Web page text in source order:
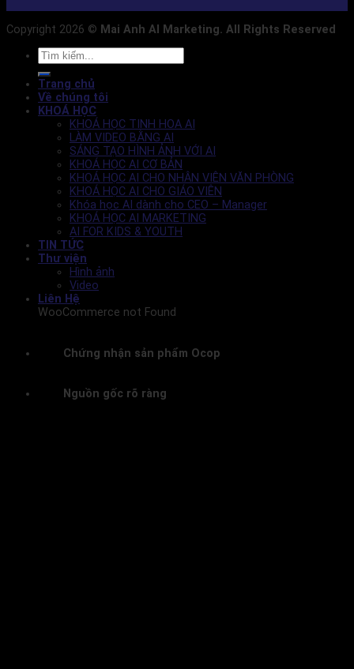
Copyright 2026 © Mai Anh AI Marketing. All Rights Reserved
Trang chủ
Về chúng tôi
KHOÁ HỌC
KHOÁ HỌC TINH HOA AI
LÀM VIDEO BẰNG AI
SÁNG TẠO HÌNH ẢNH VỚI AI
KHOÁ HỌC AI CƠ BẢN
KHOÁ HỌC AI CHO NHÂN VIÊN VĂN PHÒNG
KHOÁ HỌC AI CHO GIÁO VIÊN
Khóa học AI dành cho CEO – Manager
KHOÁ HỌC AI MARKETING
AI FOR KIDS & YOUTH
TIN TỨC
Thư viện
Hình ảnh
Video
Liên Hệ
WooCommerce not Found
Chứng nhận sản phẩm Ocop
Nguồn gốc rõ ràng